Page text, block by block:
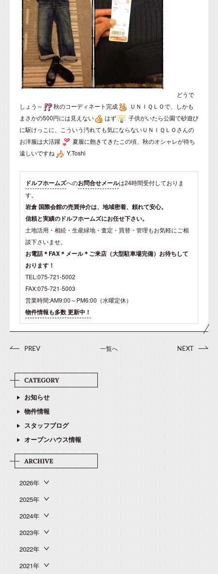
どうで
しょう～
秋のコーディネート完成
ＵＮＩＱＬＯで、しかも
まさかの500円には見えない
はず
子供がいたら公園で砂遊び
に駆けっこに、こういう汚れても気にならないＵＮＩＱＬＯさんの
お洋服は大活躍
夏服に飽きてきたこの頃、秋のオシャレが待ち
遠しいですね
Y.Toshi
ドルフホームズへのお問合せメールは24時間受付しておりま
す。
岩倉 国際会館の売買仲介は、地域密着、頼れて安心。
信頼と実績のドルフホームズにお任せ下さい。
土地活用・相続・生産緑地・査定・買替・管理もお気軽にご相
談下さいませ。
お電話＊FAX＊メール＊ご来店（大型駐車場完備）お待ちして
おります！
TEL:075-721-5002
FAX:075-721-5003
営業時間:AM9:00～PM6:00（水曜定休）
物件情報も多数 更新中！
PREV 一覧へ NEXT
お知らせ
物件情報
スタッフブログ
オープンハウス情報
2026年
2025年
2024年
2023年
2022年
2021年